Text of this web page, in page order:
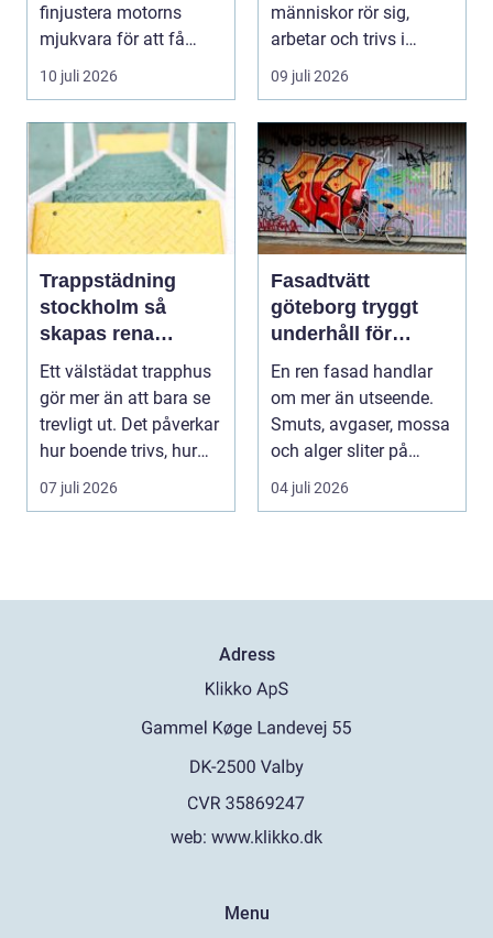
finjustera motorns
mjukvara för att få
bättre respons, mer k...
10 juli 2026
människor rör sig,
arbetar och trivs i
städer och samhällen.
Bra belysnin...
09 juli 2026
Trappstädning
stockholm så
skapas rena
trapphus som
håller över tid
Ett välstädat trapphus
gör mer än att bara se
trevligt ut. Det påverkar
hur boende trivs, hur
besöka...
07 juli 2026
Fasadtvätt
göteborg tryggt
underhåll för
hållbara fasader
En ren fasad handlar
om mer än utseende.
Smuts, avgaser, mossa
och alger sliter på
materialen och ka...
04 juli 2026
Adress
web: www.klikko.dk
Menu